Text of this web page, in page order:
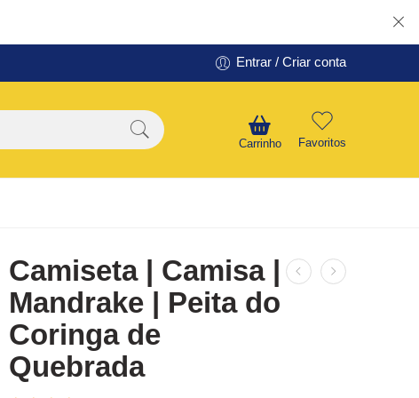
Entrar / Criar conta
Carrinho Favoritos
Camiseta | Camisa |
Mandrake | Peita do
Coringa de
Quebrada